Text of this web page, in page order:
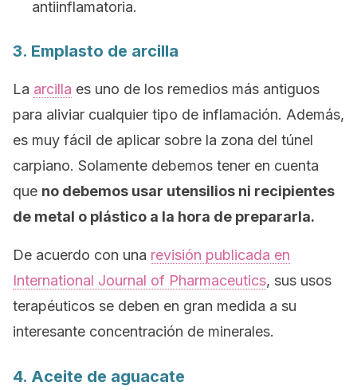
antiinflamatoria.
3. Emplasto de arcilla
La arcilla es uno de los remedios más antiguos
para aliviar cualquier tipo de inflamación. Además,
es muy fácil de aplicar sobre la zona del túnel
carpiano. Solamente debemos tener en cuenta
que no debemos usar utensilios ni recipientes
de metal o plástico a la hora de prepararla.
De acuerdo con una revisión publicada en
International Journal of Pharmaceutics, sus usos
terapéuticos se deben en gran medida a su
interesante concentración de minerales.
4. Aceite de aguacate